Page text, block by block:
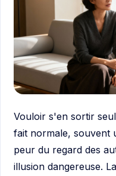
Vouloir s'en sortir
fait normale, souvent
peur du regard des
illusion dangereuse.